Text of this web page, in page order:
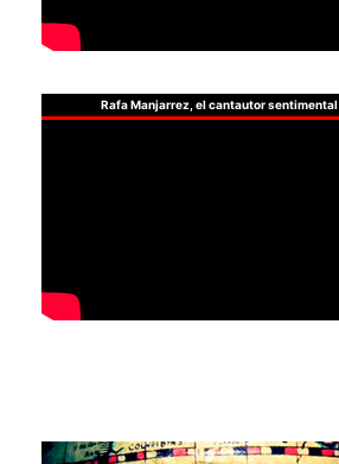
Rafa Manjarrez, el cantautor sentimental